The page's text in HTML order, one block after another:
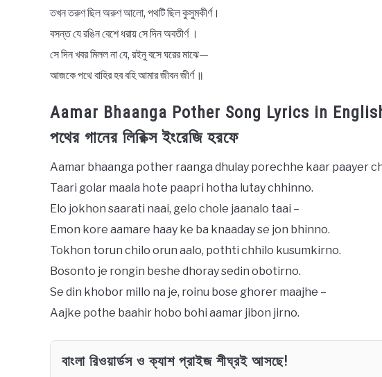
তখন তরুণ ছিল অরুণ আলো, পথটি ছিল কুসুমকীর্ণ।
বসন্ত যে রঙিন বেশে ধরায় সে দিন অবতীর্ণ ।
সে দিন খবর মিলল না যে, রইনু বসে ঘরের মাঝে—
আজকে পথে বাহির হব বহি আমার জীবন জীর্ণ ॥
Aamar Bhaanga Pother Song Lyrics in
পথের গানের লিরিক্স ইংরেজি হরফে
Aamar bhaanga pother raanga dhulay porechhe kaar paayer
Taari golar maala hote paapri hotha lutay chhinno.
Elo jokhon saarati naai, gelo chole jaanalo taai –
Emon kore aamare haay ke ba knaaday se jon bhinno.
Tokhon torun chilo orun aalo, pothti chhilo kusumkirno.
Bosonto je rongin beshe dhoray sedin obotirno.
Se din khobor millo na je, roinu bose ghorer maajhe –
Aajke pothe baahir hobo bohi aamar jibon jirno.
বাংলা রিওয়ার্ডস ও ক্যাশ প্রাইজ শীঘ্রই আসছে!